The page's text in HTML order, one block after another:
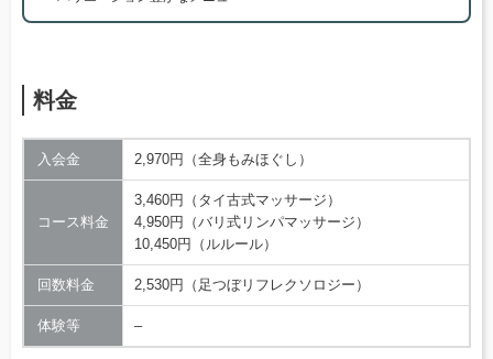
料金
入会金 2,970円（全身もみほぐし）
コース料金
3,460円（タイ古式マッサージ）
4,950円（バリ式リンパマッサージ）
10,450円（ルルール）
回数料金 2,530円（足つぼリフレクソロジー）
体験等 –